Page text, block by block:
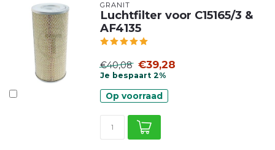
GRANIT
Luchtfilter voor C15165/3 &
AF4135
€40,08 €39,28
Je bespaart 2%
Op voorraad